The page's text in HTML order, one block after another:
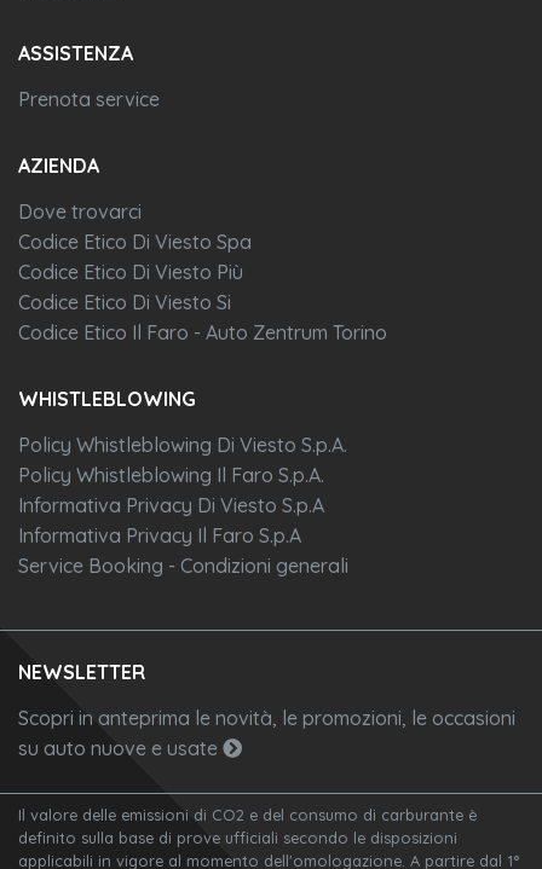
ASSISTENZA
Prenota service
AZIENDA
Dove trovarci
Codice Etico Di Viesto Spa
Codice Etico Di Viesto Più
Codice Etico Di Viesto Si
Codice Etico Il Faro - Auto Zentrum Torino
WHISTLEBLOWING
Policy Whistleblowing Di Viesto S.p.A.
Policy Whistleblowing Il Faro S.p.A.
Informativa Privacy Di Viesto S.p.A
Informativa Privacy Il Faro S.p.A
Service Booking - Condizioni generali
NEWSLETTER
Scopri in anteprima le novità, le promozioni, le occasioni
su auto nuove e usate
Il valore delle emissioni di CO2 e del consumo di carburante è
definito sulla base di prove ufficiali secondo le disposizioni
applicabili in vigore al momento dell'omologazione. A partire dal 1°